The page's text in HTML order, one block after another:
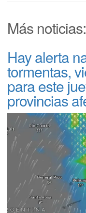
Más noticias:
Hay alerta
tormentas,
para este
provincias